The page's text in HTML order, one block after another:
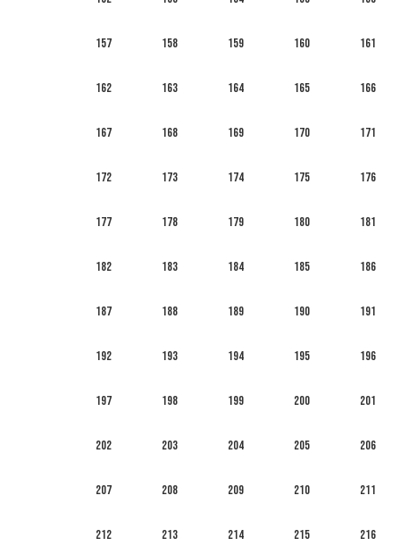
157 158 159 160 161
162 163 164 165 166
167 168 169 170 171
172 173 174 175 176
177 178 179 180 181
182 183 184 185 186
187 188 189 190 191
192 193 194 195 196
197 198 199 200 201
202 203 204 205 206
207 208 209 210 211
212 213 214 215 216